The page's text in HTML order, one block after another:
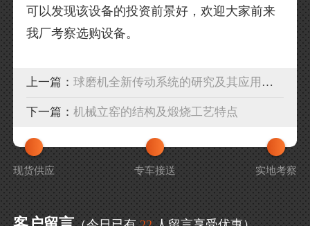
可以发现该设备的投资前景好，欢迎大家前来
我厂考察选购设备。
上一篇：球磨机全新传动系统的研究及其应用特点
下一篇：机械立窑的结构及煅烧工艺特点
现货供应 专车接送 实地考察